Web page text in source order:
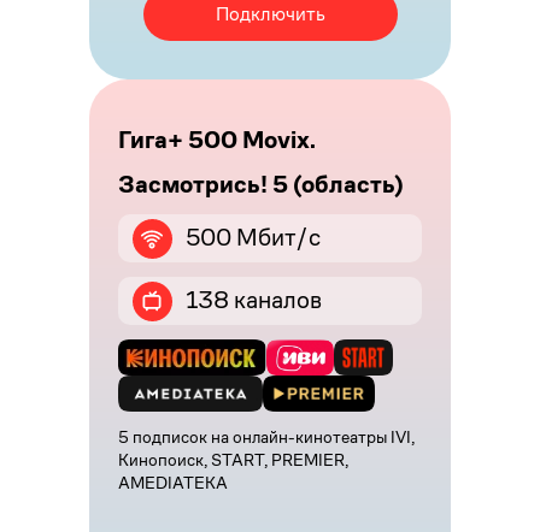
Подключить
Гига+ 500 Movix.
Засмотрись! 5 (область)
500 Мбит/с
138 каналов
5 подписок на онлайн-кинотеатры IVI,
Кинопоиск, START, PREMIER,
AMEDIATEKA